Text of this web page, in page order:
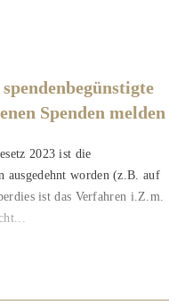
Spenden melden
2023 ist die
ausgedehnt worden (z.B. auf
ist das Verfahren i.Z.m.